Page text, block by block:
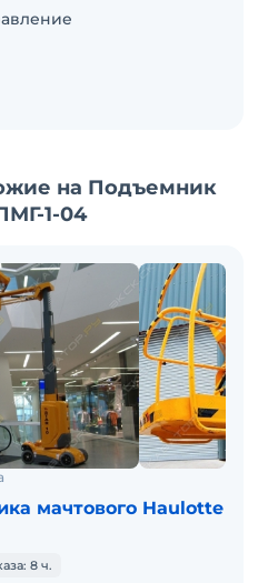
на Подъемник
1-04
мачтового Haulotte
8 ч.